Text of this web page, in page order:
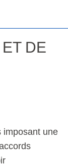
DE
imposant une